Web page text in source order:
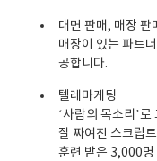
대면 판매, 매장 판
매장이 있는 파트
공합니다.
텔레마케팅
‘사람의 목소리’
잘 짜여진 스크립
훈련 받은 3,000명